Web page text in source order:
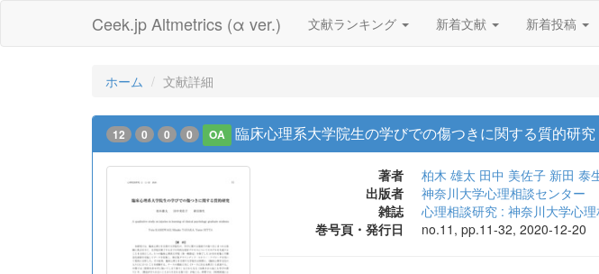
Ceek.jp Altmetrics (α ver.) 文献ランキング 新着文献 新着投稿
ホーム 文献詳細
12 0 0 0 OA 臨床心理系大学院生の学びでの傷つきに関する質的研究
著者 柏木 雄太 田中 美佐子 新田 泰
出版者
神奈川大学心理相談センター
雑誌
心理相談研究 : 神奈川大学心
巻号頁・発行日
no.11, pp.11-32, 2020-12-20